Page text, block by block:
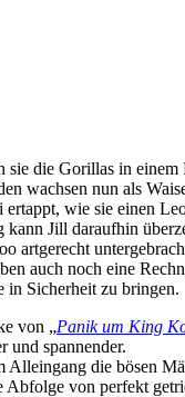
die Gorillas in
wachsen nun als
wie sie einen
Jill daraufhin
artgerecht
auch noch eine
in Sicherheit zu bringen.
von „Panik um King
und spannender.
die bösen
von perfekt